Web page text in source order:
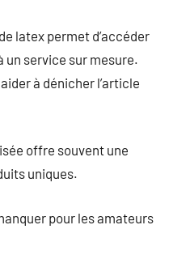
latex permet d’accéder
un service sur mesure.
à dénicher l’article
offre souvent une
uniques.
pour les amateurs